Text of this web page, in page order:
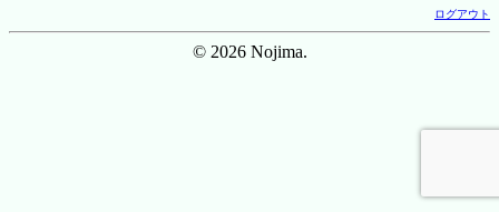
ログアウト
© 2026 Nojima.